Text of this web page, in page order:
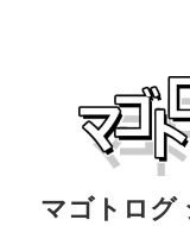
マゴトログ